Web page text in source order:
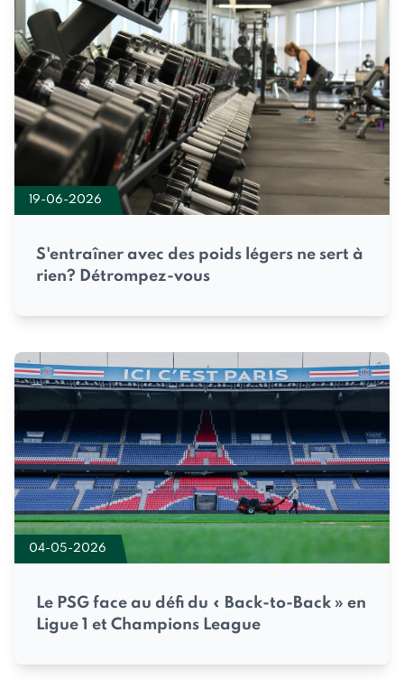
19-06-2026
S'entraîner avec des poids légers ne sert à
rien? Détrompez-vous
04-05-2026
Le PSG face au défi du « Back-to-Back » en
Ligue 1 et Champions League